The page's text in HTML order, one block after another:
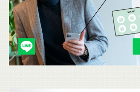
ら
も
チ
ェ